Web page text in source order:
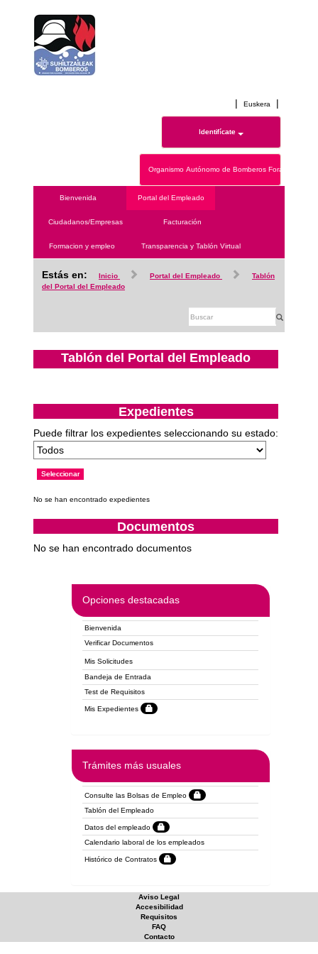
| Euskera |
Identifícate
Organismo Autónomo de Bomberos Forales de
Bienvenida Portal del Empleado
Ciudadanos/Empresas Facturación
Formacion y empleo Transparencia y Tablón Virtual
Estás en: Inicio Portal del Empleado
Tablón
del Portal del Empleado
Tablón del Portal del Empleado
Expedientes
Puede filtrar los expedientes seleccionando su estado:
No se han encontrado expedientes
Documentos
No se han encontrado documentos
Opciones destacadas
Bienvenida
Verificar Documentos
Mis Solicitudes
Bandeja de Entrada
Test de Requisitos
Mis Expedientes
Trámites más usuales
Consulte las Bolsas de Empleo
Tablón del Empleado
Datos del empleado
Calendario laboral de los empleados
Histórico de Contratos
Aviso Legal
Accesibilidad
Requisitos
FAQ
Contacto